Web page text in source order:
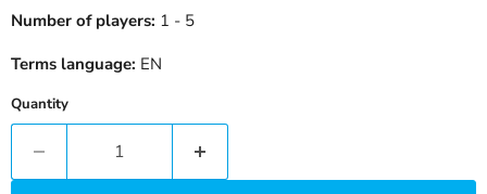
Number of players: 1 - 5
Terms language: EN
Quantity